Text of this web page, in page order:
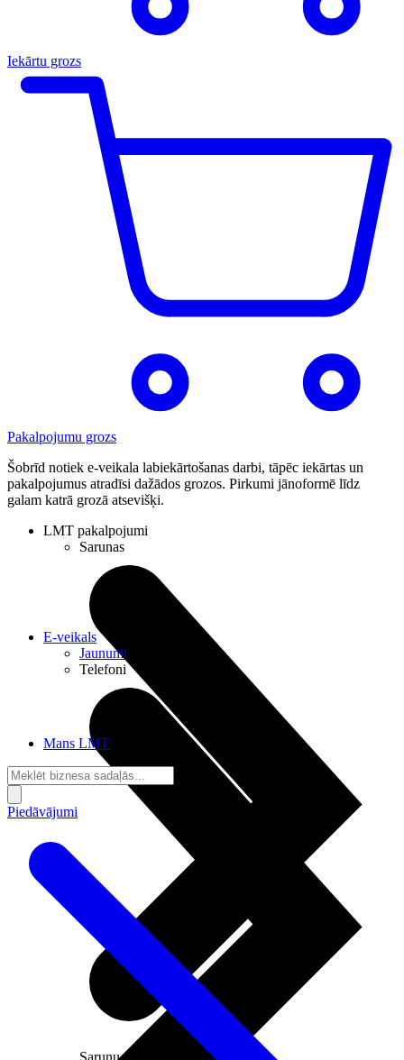
Iekārtu grozs
Pakalpojumu grozs
Šobrīd notiek e-veikala labiekārtošanas darbi, tāpēc iekārtas un
pakalpojumus atradīsi dažādos grozos. Pirkumi jānoformē līdz
galam katrā grozā atsevišķi.
LMT pakalpojumi
Sarunas
Sarunu pieslēgumi
E-veikals
Jaunumi
Telefoni
Mans LMT
Piedāvājumi